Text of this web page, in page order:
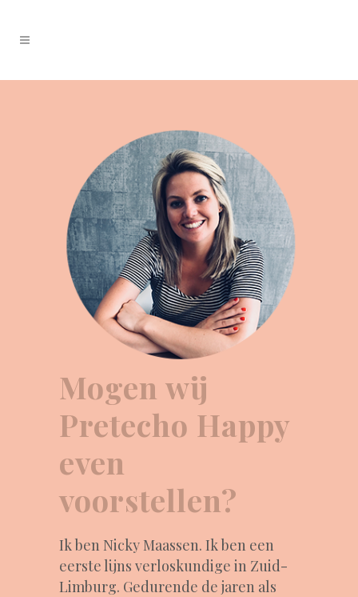
Mogen wij
Pretecho Happy
even
voorstellen?
Ik ben Nicky Maassen. Ik ben een
eerste lijns verloskundige in Zuid-
Limburg. Gedurende de jaren als